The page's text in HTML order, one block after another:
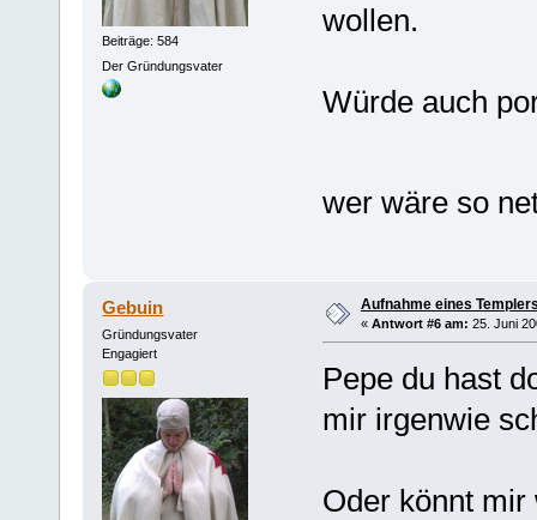
Beiträge: 584
Der Gründungsvater
wollen.
Würde auch
wer wäre so
Gebuin
Gründungsvater
Engagiert
Aufnahme eines
« Antwort #6 am: 25. Juni
Pepe du hast
mir irgenwie
Oder könnt mir